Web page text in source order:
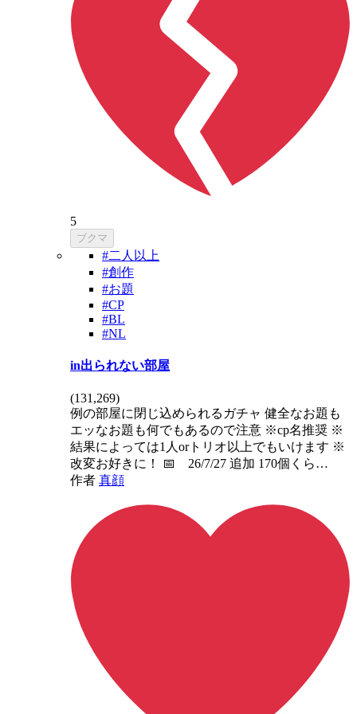
5
ブクマ
#二人以上
#創作
#お題
#CP
#BL
#NL
in出られない部屋
(131,269)
例の部屋に閉じ込められるガチャ 健全なお題も
エッなお題も何でもあるので注意 ※cp名推奨 ※
結果によっては1人orトリオ以上でもいけます ※
改変お好きに！ 📅 26/7/27 追加 170個くら…
作者 真顔